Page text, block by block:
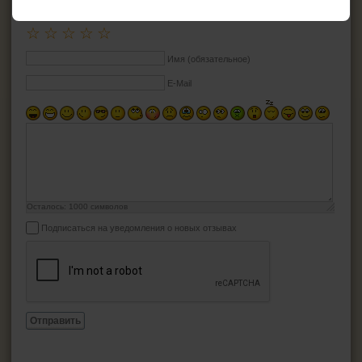
☆
☆
☆
☆
☆
Имя (обязательное)
E-Mail
Осталось: 1000 символов
Подписаться на уведомления о новых отзывах
Отправить